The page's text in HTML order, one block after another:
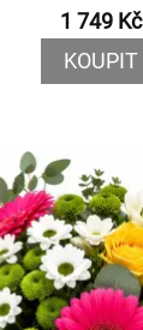
1 749 Kč
KOUPIT